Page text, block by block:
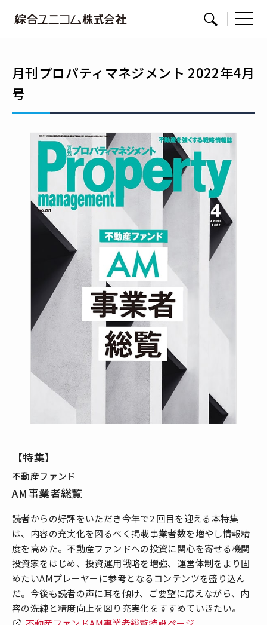
ニ
コ
月刊プロパティマネジメント 2022年4月
号
【特集】
不動産ファンド
AM事業者総覧
読者からの好評をいただき今年で2 回目を迎える本特集
は、内容の充実化を図るべく掲載事業者数を増やし情報精
度を高めた。不動産ファンドへの投資に関心を寄せる機関
投資家をはじめ、投資運用戦略を増強、運営体制をより固
めたいAMプレーヤーに参考となるコンテンツを盛り込ん
だ。今後も読者の声に耳を傾け、ご要望に応えながら、内
容の洗練と精度向上を図り充実化をすすめていきたい。